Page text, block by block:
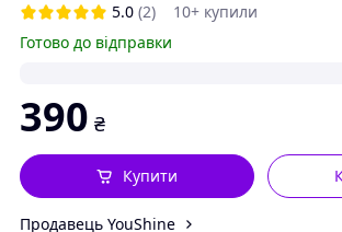
5.0 (2)
10+ купили
Готово до відправки
390 ₴
Купити
Продавець YouShine